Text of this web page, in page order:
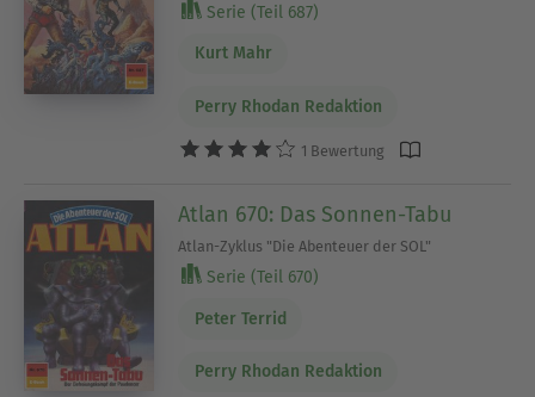
Serie (Teil 687)
Kurt Mahr
Perry Rhodan Redaktion
1 Bewertung
Atlan 670: Das Sonnen-Tabu
Atlan-Zyklus "Die Abenteuer der SOL"
Serie (Teil 670)
Peter Terrid
Perry Rhodan Redaktion